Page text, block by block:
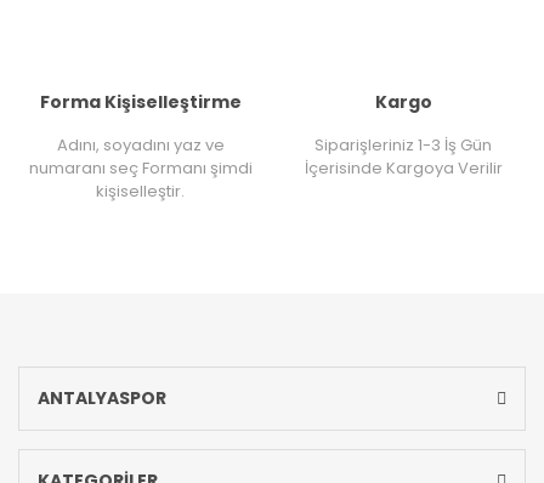
Forma Kişiselleştirme
Adını, soyadını yaz ve
numaranı seç Formanı şimdi
kişiselleştir.
Kargo
Siparişleriniz 1-3 İş Gün
İçerisinde Kargoya Verilir
ANTALYASPOR